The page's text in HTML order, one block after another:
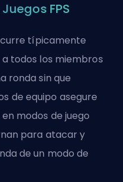
FPS
típicamente
todos los miembros
ronda sin que
de equipo asegure
modos de juego
para atacar y
de un modo de